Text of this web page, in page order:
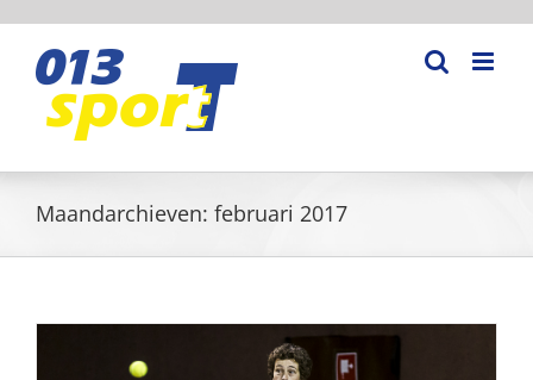
inhoud
Maandarchieven: februari 2017